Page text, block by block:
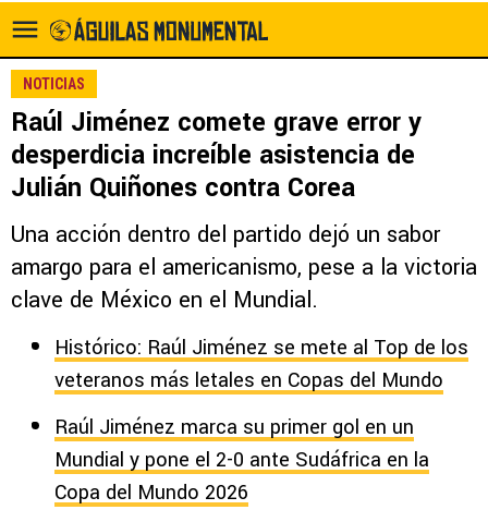
NOTICIAS
Raúl Jiménez comete grave error y
desperdicia increíble asistencia de
Julián Quiñones contra Corea
Una acción dentro del partido dejó un sabor
amargo para el americanismo, pese a la victoria
clave de México en el Mundial.
Histórico: Raúl Jiménez se mete al Top de los
veteranos más letales en Copas del Mundo
Raúl Jiménez marca su primer gol en un
Mundial y pone el 2-0 ante Sudáfrica en la
Copa del Mundo 2026